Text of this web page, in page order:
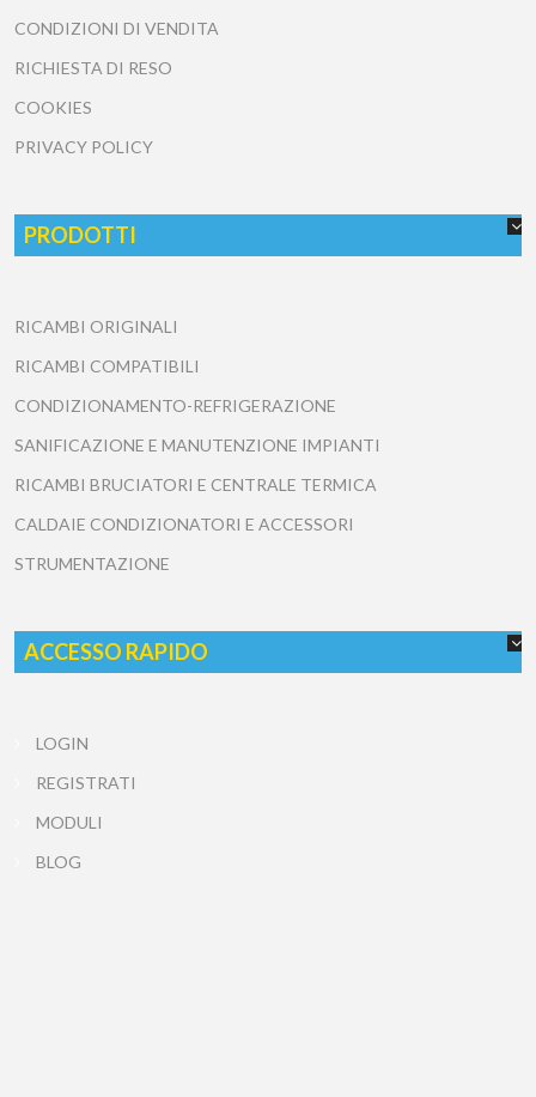
CONDIZIONI DI VENDITA
RICHIESTA DI RESO
COOKIES
PRIVACY POLICY
PRODOTTI
RICAMBI ORIGINALI
RICAMBI COMPATIBILI
CONDIZIONAMENTO-REFRIGERAZIONE
SANIFICAZIONE E MANUTENZIONE IMPIANTI
RICAMBI BRUCIATORI E CENTRALE TERMICA
CALDAIE CONDIZIONATORI E ACCESSORI
STRUMENTAZIONE
ACCESSO RAPIDO
LOGIN
REGISTRATI
MODULI
BLOG